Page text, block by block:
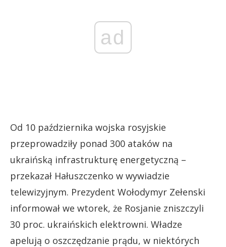
ad
Od 10 października wojska rosyjskie
przeprowadziły ponad 300 ataków na
ukraińską infrastrukturę energetyczną –
przekazał Hałuszczenko w wywiadzie
telewizyjnym. Prezydent Wołodymyr Zełenski
informował we wtorek, że Rosjanie zniszczyli
30 proc. ukraińskich elektrowni. Władze
apelują o oszczędzanie prądu, w niektórych